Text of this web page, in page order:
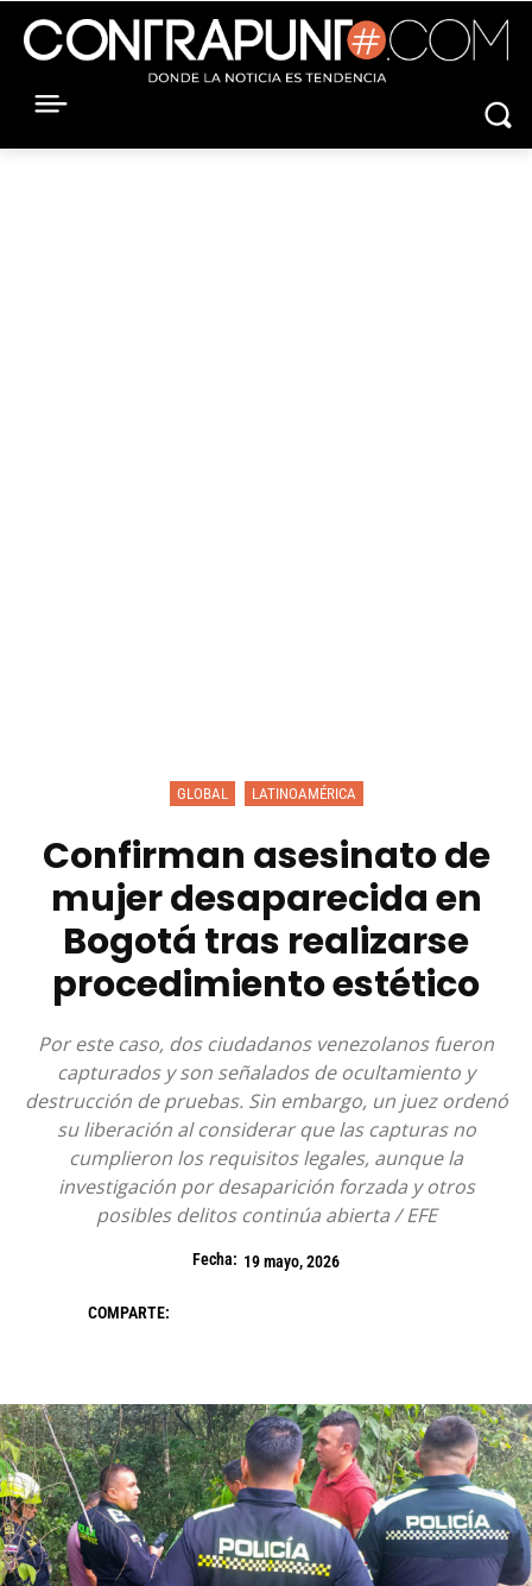
GLOBAL LATINOAMÉRICA
Confirman asesinato de
mujer desaparecida en
Bogotá tras realizarse
procedimiento estético
Por este caso, dos ciudadanos venezolanos fueron
capturados y son señalados de ocultamiento y
destrucción de pruebas. Sin embargo, un juez ordenó
su liberación al considerar que las capturas no
cumplieron los requisitos legales, aunque la
investigación por desaparición forzada y otros
posibles delitos continúa abierta / EFE
Fecha: 19 mayo, 2026
COMPARTE: